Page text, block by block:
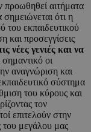
προωθηθεί αιτήματα
ότι η
του εκπαιδευτικού
και προσεγγίσεις
νέες γενιές και να
σημαντικό οι
αναγνώριση και
σύστημα
του κύρους και
τον
επιτελούν στην
του μεγάλου μας